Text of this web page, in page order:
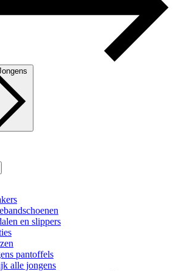
en slippers
pantoffels
alle jongens